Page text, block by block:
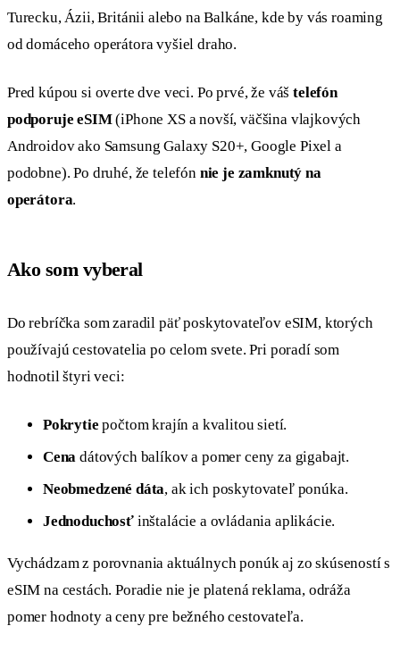
Turecku, Ázii, Británii alebo na Balkáne, kde by vás roaming
od domáceho operátora vyšiel draho.
Pred kúpou si overte dve veci. Po prvé, že váštelefón
podporuje eSIM(iPhone XS a novší, väčšina vlajkových
Androidov ako Samsung Galaxy S20+, Google Pixel a
podobne). Po druhé, že telefón nie je zamknutý na
operátora.
Ako som vyberal
Do rebríčka som zaradil päť poskytovateľov eSIM, ktorých
používajú cestovatelia po celom svete. Pri poradí som
hodnotil štyri veci:
Pokrytie počtom krajín a kvalitou sietí.
Cena dátových balíkov a pomer ceny za gigabajt.
Neobmedzené dáta, ak ich poskytovateľ ponúka.
Jednoduchosťinštalácie a ovládania aplikácie.
Vychádzam z porovnania aktuálnych ponúk aj zo skúseností s
eSIM na cestách. Poradie nie je platená reklama, odráža
pomer hodnoty a ceny pre bežného cestovateľa.